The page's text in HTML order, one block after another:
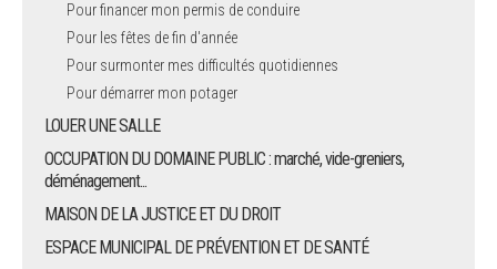
Pour financer mon permis de conduire
Pour les fêtes de fin d'année
Pour surmonter mes difficultés quotidiennes
Pour démarrer mon potager
LOUER UNE SALLE
OCCUPATION DU DOMAINE PUBLIC : marché, vide-greniers,
déménagement...
MAISON DE LA JUSTICE ET DU DROIT
ESPACE MUNICIPAL DE PRÉVENTION ET DE SANTÉ